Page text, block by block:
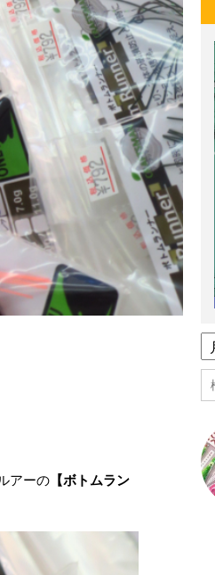
アーの 【ボトムラン
過
去
記
別
一
覧